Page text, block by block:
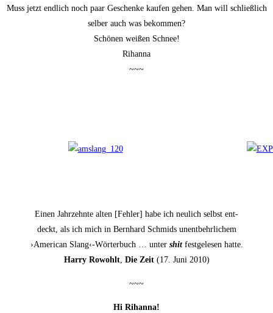
Muss jetzt end­lich noch paar Geschen­ke kau­fen gehen. Man will schließ­lich
sel­ber auch was bekommen?
Schö­nen wei­ßen Schnee!
Rihanna
~~~
Einen Jahr­zehn­te alten [Feh­ler] habe ich neu­lich selbst ent­
deckt, als ich mich in Bern­hard Schmids unent­behr­li­chem
›Ame­ri­can Slang‹-Wörterbuch … unter shitfest­ge­le­sen hatte.
Har­ry Rowohlt, Die Zeit(17. Juni 2010)
~~~
Hi Rihan­na!